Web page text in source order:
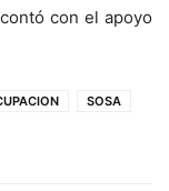
con el apoyo
SOSA